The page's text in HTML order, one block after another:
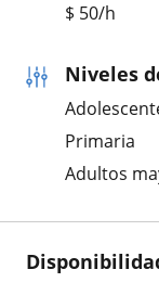
$ 50/h
Niveles
Primaria
Adultos